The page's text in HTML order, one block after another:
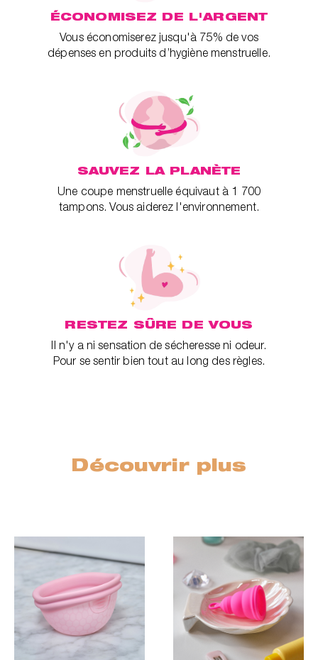
ÉCONOMISEZ DE L'ARGENT
Vous économiserez jusqu'à 75% de vos
dépenses en produits d’hygiène menstruelle.
SAUVEZ LA PLANÈTE
Une coupe menstruelle équivaut à 1 700
tampons. Vous aiderez l'environnement.
RESTEZ SÛRE DE VOUS
Il n'y a ni sensation de sécheresse ni odeur.
Pour se sentir bien tout au long des règles.
Découvrir plus